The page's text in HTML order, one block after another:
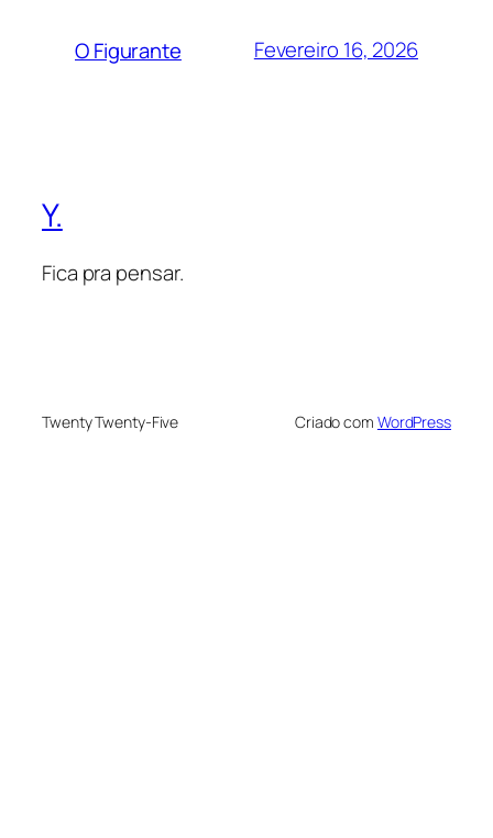
O Figurante Fevereiro 16, 2026
Y.
Fica pra pensar.
Twenty Twenty-Five Criado com WordPress